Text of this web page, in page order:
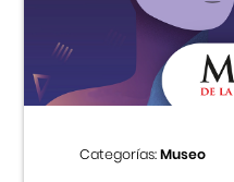
Centro Cultural
Cursos
Museo de la
Categorías:Museo